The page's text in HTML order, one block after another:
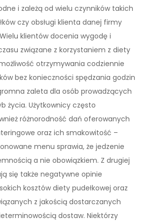
i zależą od wielu czynników takich
czy obsługi klienta danej firmy
klientów docenia wygodę i
związane z korzystaniem z diety
otrzymywania codziennie
bez konieczności spędzania godzin
zaleta dla osób prowadzących
życia. Użytkownicy często
różnorodność dań oferowanych
oraz ich smakowitość –
menu sprawia, że jedzenie
a nie obowiązkiem. Z drugiej
się także negatywne opinie
kosztów diety pudełkowej oraz
z jakością dostarczanych
dostaw. Niektórzy